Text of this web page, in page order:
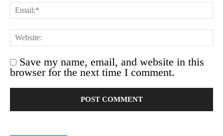
Save my name, email, and website in this
browser for the next time I comment.